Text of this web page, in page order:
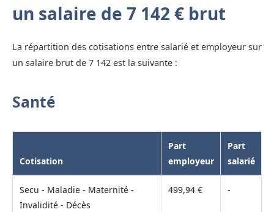
un salaire de 7 142 € brut
La répartition des cotisations entre salarié et employeur sur
un salaire brut de 7 142 est la suivante :
Santé
Cotisation
Part
employeur
Part
salarié
Secu - Maladie - Maternité -
Invalidité - Décès
499,94 € -